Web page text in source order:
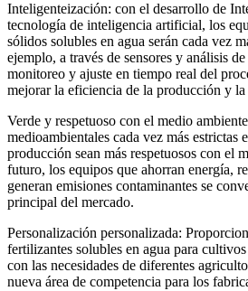
Inteligenteización: con el desarrollo de
tecnología de inteligencia artificial, los
sólidos solubles en agua serán cada vez
ejemplo, a través de sensores y análisis
monitoreo y ajuste en tiempo real del
mejorar la eficiencia de la producción y
Verde y respetuoso con el medio
medioambientales cada vez más estrictas
producción sean más respetuosos con el
futuro, los equipos que ahorran energía,
generan emisiones contaminantes se
principal del mercado.
Personalización personalizada:
fertilizantes solubles en agua para
con las necesidades de diferentes
nueva área de competencia para los